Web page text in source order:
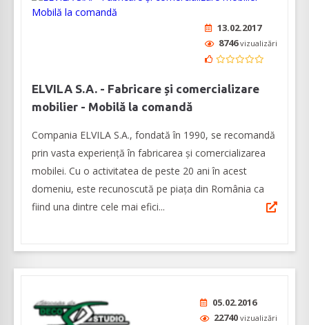
13.02.2017
8746vizualizări
ELVILA S.A. - Fabricare și comercializare
mobilier - Mobilă la comandă
Compania ELVILA S.A., fondată în 1990, se recomandă
prin vasta experiență în fabricarea și comercializarea
mobilei. Cu o activitatea de peste 20 ani în acest
domeniu, este recunoscută pe piața din România ca
fiind una dintre cele mai efici...
05.02.2016
22740 vizualizări